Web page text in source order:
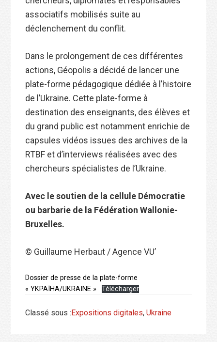
associatifs mobilisés suite au
déclenchement du conflit.
Dans le prolongement de ces différentes
actions, Géopolis a décidé de lancer une
plate-forme pédagogique dédiée à l’histoire
de l’Ukraine. Cette plate-forme à
destination des enseignants, des élèves et
du grand public est notamment enrichie de
capsules vidéos issues des archives de la
RTBF et d’interviews réalisées avec des
chercheurs spécialistes de l’Ukraine.
Avec le soutien de la cellule Démocratie
ou barbarie de la Fédération Wallonie-
Bruxelles.
© Guillaume Herbaut / Agence VU’
Dossier de presse de la plate-forme
« YKPAÏHA/UKRAINE »
Télécharger
Classé sous : Expositions digitales,Ukraine